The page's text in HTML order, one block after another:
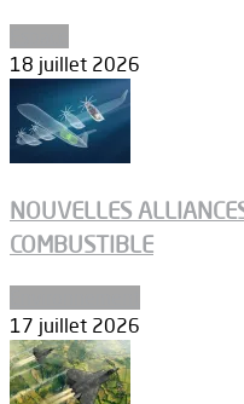
18 juillet 2026
NOUVELLES
COMBUSTIBLE
17 juillet 2026